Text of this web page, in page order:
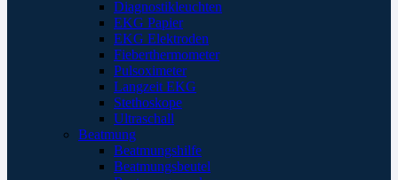
Diagnostikleuchten
EKG Papier
EKG Elektroden
Fieberthermometer
Pulsoximeter
Langzeit EKG
Stethoskope
Ultraschall
Beatmung
Beatmungshilfe
Beatmungsbeutel